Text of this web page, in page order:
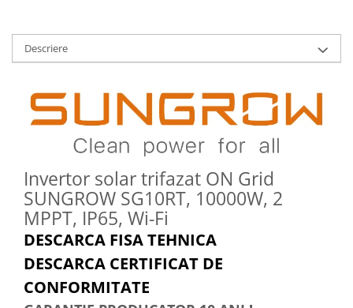
Descriere
Invertor solar trifazat ON Grid
SUNGROW SG10RT, 10000W, 2
MPPT, IP65, Wi-Fi
DESCARCA FISA TEHNICA
DESCARCA CERTIFICAT DE
CONFORMITATE